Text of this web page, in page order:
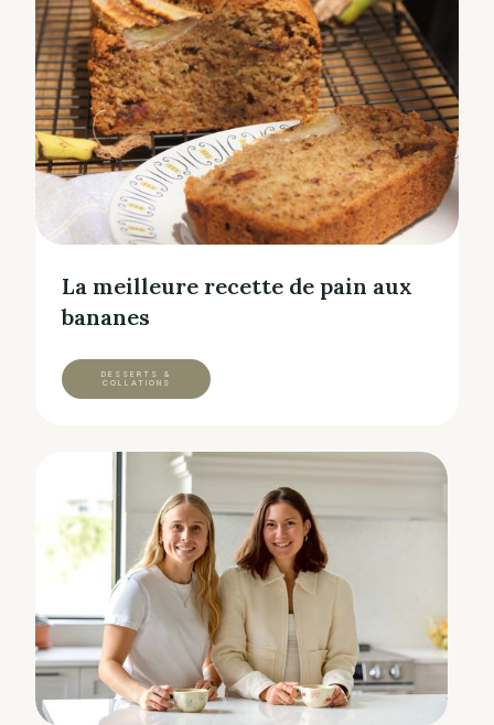
La meilleure recette de pain aux
bananes
DESSERTS &
COLLATIONS